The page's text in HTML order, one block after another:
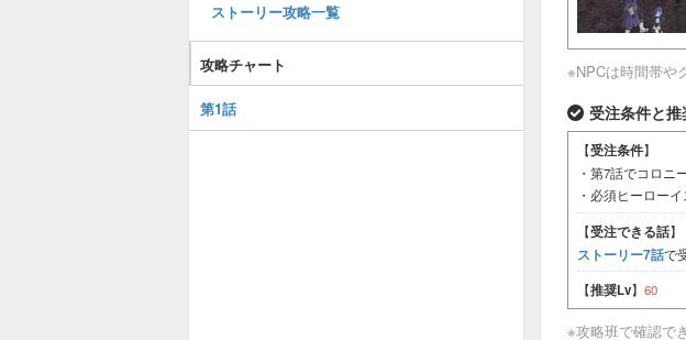
※NPCは時間帯や
受注条件と
【受注条件】
・第7話でコロニ
・必須ヒーロー
【受注できる話】
ストーリー7話で
【推奨Lv】 60
※攻略班で確認で
ストーリー攻略一覧
攻略チャート
第1話